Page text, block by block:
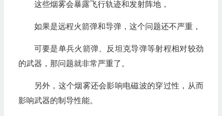
这些烟雾会暴露飞行轨迹和发射阵地，
如果是远程火箭弹和导弹，这个问题还不严重，
可要是单兵火箭弹、反坦克导弹等射程相对较劲
的武器，那问题就非常严重了。
另外，这个烟雾还会影响电磁波的穿过性，从而
影响武器的制导性能。